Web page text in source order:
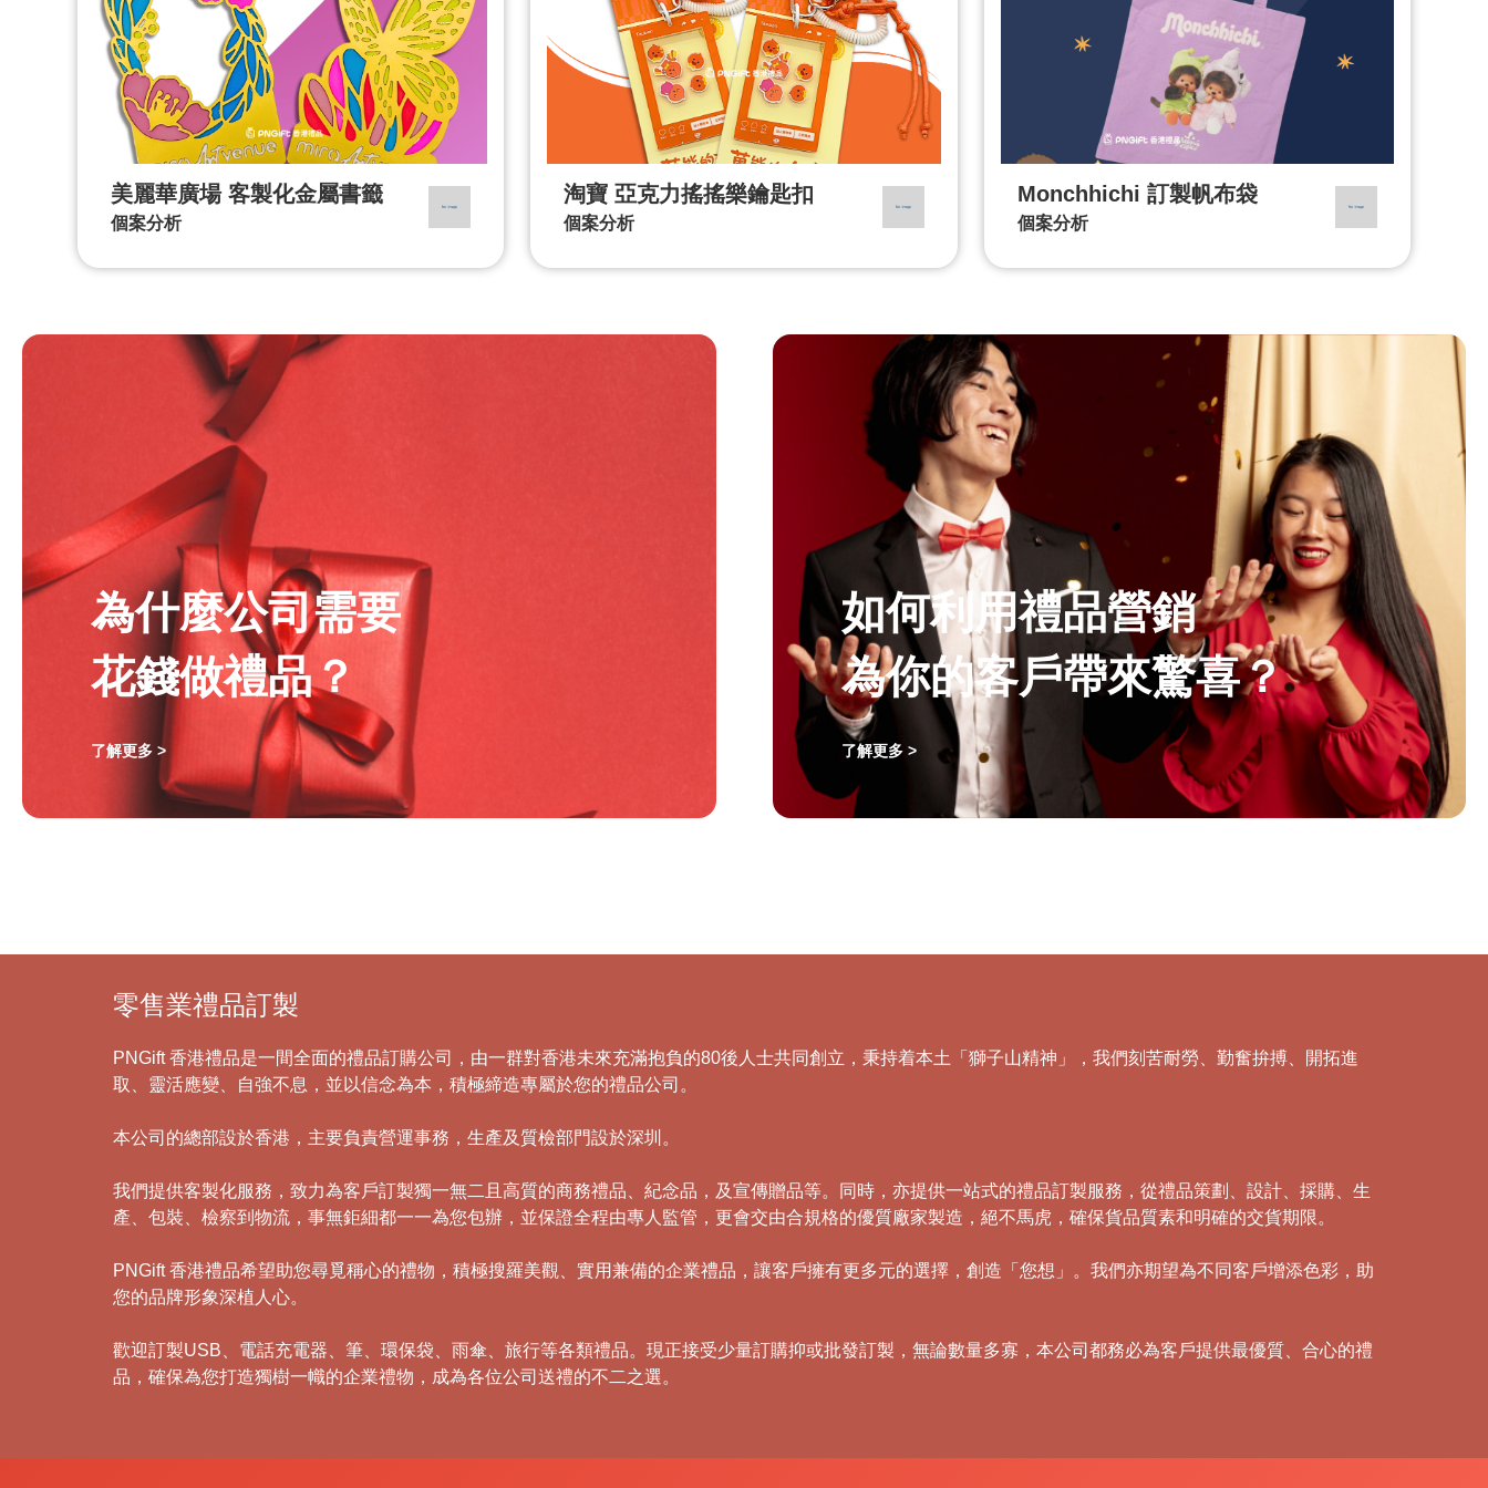
美麗華廣場 客製化金屬書籤
個案分析
淘寶 亞克力搖搖樂鑰匙扣
個案分析
Monchhichi 訂製帆布袋
個案分析
為什麼公司需要
花錢做禮品？
了解更多 >
如何利用禮品營銷
為你的客戶帶來驚喜？
了解更多 >
零售業禮品訂製
PNGift 香港禮品是一間全面的禮品訂購公司，由一群對香港未來充滿抱負的80後人士共同創立，秉持着本土「獅子山精神」，我們刻苦耐勞、勤奮拚搏、開拓進
取、靈活應變、自強不息，並以信念為本，積極締造專屬於您的禮品公司。
本公司的總部設於香港，主要負責營運事務，生產及質檢部門設於深圳。
我們提供客製化服務，致力為客戶訂製獨一無二且高質的商務禮品、紀念品，及宣傳贈品等。同時，亦提供一站式的禮品訂製服務，從禮品策劃、設計、採購、生
產、包裝、檢察到物流，事無鉅細都一一為您包辦，並保證全程由專人監管，更會交由合規格的優質廠家製造，絕不馬虎，確保貨品質素和明確的交貨期限。
PNGift 香港禮品希望助您尋覓稱心的禮物，積極搜羅美觀、實用兼備的企業禮品，讓客戶擁有更多元的選擇，創造「您想」。我們亦期望為不同客戶增添色彩，助
您的品牌形象深植人心。
歡迎訂製USB、電話充電器、筆、環保袋、雨傘、旅行等各類禮品。現正接受少量訂購抑或批發訂製，無論數量多寡，本公司都務必為客戶提供最優質、合心的禮
品，確保為您打造獨樹一幟的企業禮物，成為各位公司送禮的不二之選。
紀